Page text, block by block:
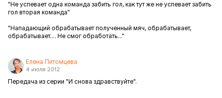
"Не успевает одна команда забить гол, как тут же не успевает забить
гол вторая команда"
"Нападающий обрабатывает полученный мяч, обрабатывает,
обрабатывает.... Не смог обработать..."
Елена Питомцева
4 июля 2012
Передача из серии "И снова здравствуйте".